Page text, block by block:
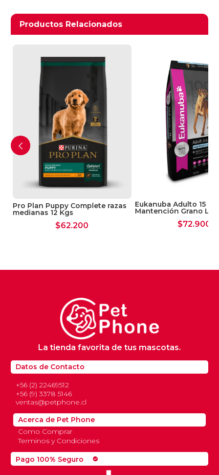
Productos Relacionados
Productos relacionados
Pro Plan Puppy Complete razas
medianas 12 Kgs
$62.200
Eukanuba Adulto 15
Mantención Grano
$72.900
Pago 100% Seguro check_circle
Datos de Contacto
+56 (2) 22469512
+56 (9) 3378 5146
ventas@petphone.cl
La tienda favorita de tus mascotas.
Acerca de Pet Phone
Como Comprar
Terminos y Condiciones